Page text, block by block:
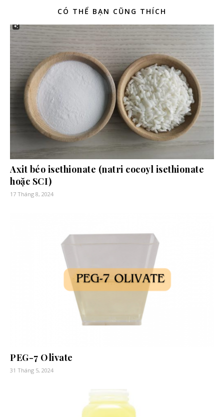
CÓ THỂ BẠN CŨNG THÍCH
Axit béo isethionate (natri cocoyl isethionate
hoặc SCI)
17 Tháng 8, 2024
PEG-7 Olivate
31 Tháng 5, 2024